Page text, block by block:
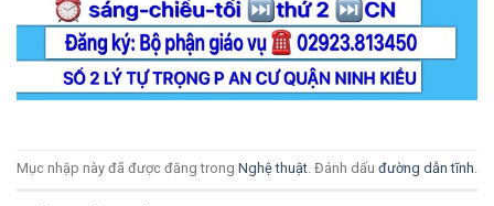
Mục nhập này đã được đăng trong Nghệ thuật. Đánh dấu đường dẫn tĩnh.